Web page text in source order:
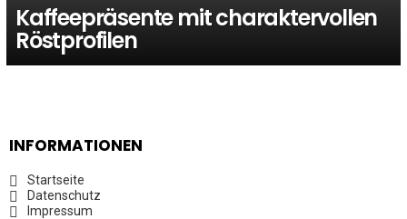
Kaffeepräsente mit charaktervollen
Röstprofilen
INFORMATIONEN
Startseite
Datenschutz
Impressum